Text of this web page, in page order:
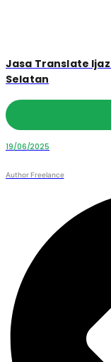
Jasa Translate
Selatan
19/06/2025
Author Freelance